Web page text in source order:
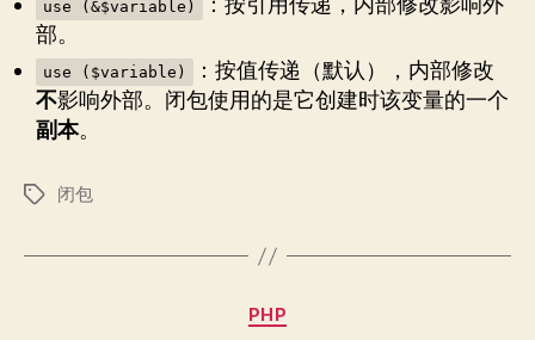
use (&$variable)
：按引用传递，内部修改影响外
部。
use ($variable)
：按值传递（默认），内部修改
不影响外部。闭包使用的是它创建时该变量的一个
副本。
Tags闭包
Categories
PHP